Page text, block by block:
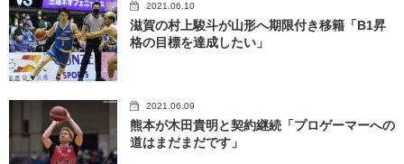
2021.06.10
滋賀の村上駿斗が山形へ期限付き移籍「B1昇
格の目標を達成したい」
2021.06.09
熊本が木田貴明と契約継続「プロゲーマーへの
道はまだまだです」